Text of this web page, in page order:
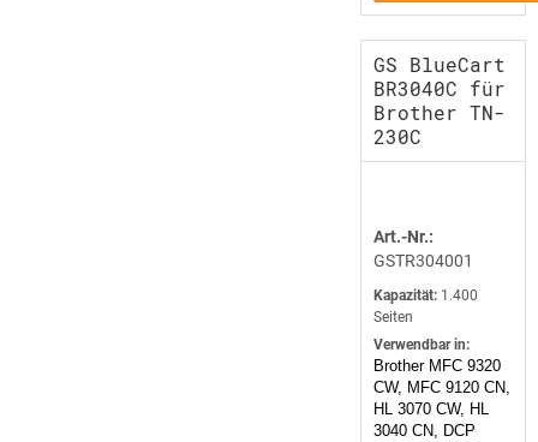
GS BlueCart
BR3040C für
Brother TN-
230C
Art.-Nr.:
GSTR304001
Kapazität: 1.400
Seiten
Verwendbar in:
Brother MFC 9320
CW, MFC 9120 CN,
HL 3070 CW, HL
3040 CN, DCP